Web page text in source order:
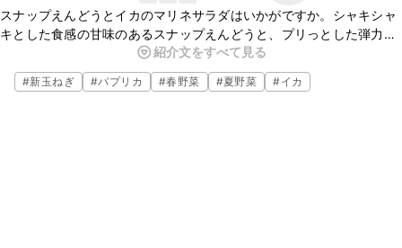
スナップえんどうとイカのマリネサラダはいかがですか。シャキシャ
キとした食感の甘味のあるスナップえんどうと、プリっとした弾力の
あるイカが、酸味の効いたマリネ液とよく合い、とってもおいしいで
すよ。ぜひ作ってみてください。
紹介文をすべて見る
#新玉ねぎ #パプリカ #春野菜 #夏野菜 #イカ